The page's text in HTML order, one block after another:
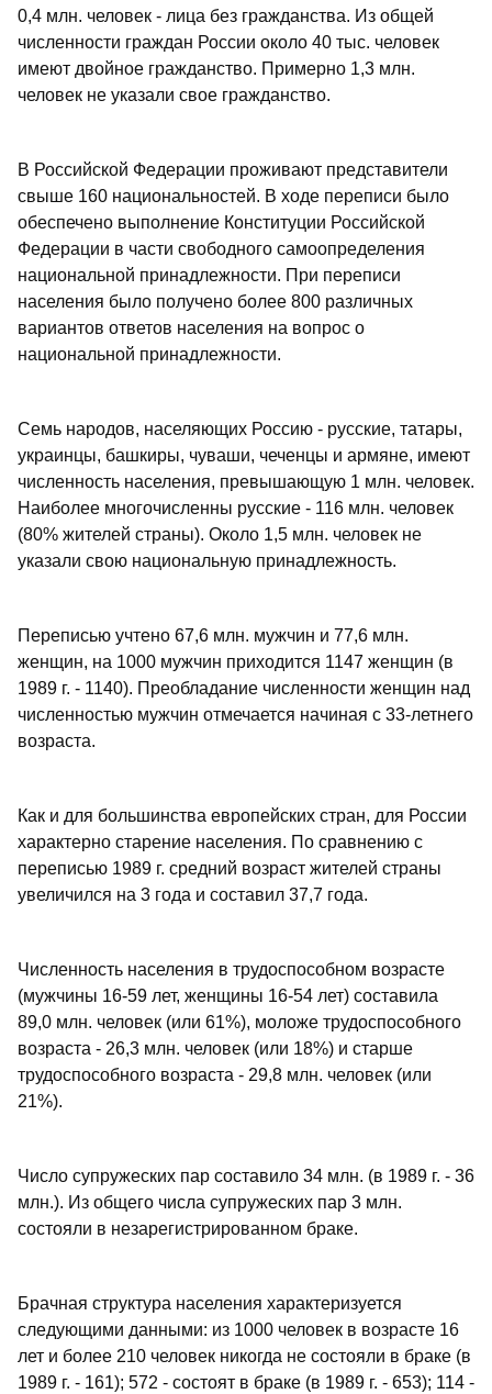
0,4 млн. человек - лица без гражданства. Из общей
численности граждан России около 40 тыс. человек
имеют двойное гражданство. Примерно 1,3 млн.
человек не указали свое гражданство.
В Российской Федерации проживают представители
свыше 160 национальностей. В ходе переписи было
обеспечено выполнение Конституции Российской
Федерации в части свободного самоопределения
национальной принадлежности. При переписи
населения было получено более 800 различных
вариантов ответов населения на вопрос о
национальной принадлежности.
Семь народов, населяющих Россию - русские, татары,
украинцы, башкиры, чуваши, чеченцы и армяне, имеют
численность населения, превышающую 1 млн. человек.
Наиболее многочисленны русские - 116 млн. человек
(80% жителей страны). Около 1,5 млн. человек не
указали свою национальную принадлежность.
Переписью учтено 67,6 млн. мужчин и 77,6 млн.
женщин, на 1000 мужчин приходится 1147 женщин (в
1989 г. - 1140). Преобладание численности женщин над
численностью мужчин отмечается начиная с 33-летнего
возраста.
Как и для большинства европейских стран, для России
характерно старение населения. По сравнению с
переписью 1989 г. средний возраст жителей страны
увеличился на 3 года и составил 37,7 года.
Численность населения в трудоспособном возрасте
(мужчины 16-59 лет, женщины 16-54 лет) составила
89,0 млн. человек (или 61%), моложе трудоспособного
возраста - 26,3 млн. человек (или 18%) и старше
трудоспособного возраста - 29,8 млн. человек (или
21%).
Число супружеских пар составило 34 млн. (в 1989 г. - 36
млн.). Из общего числа супружеских пар 3 млн.
состояли в незарегистрированном браке.
Брачная структура населения характеризуется
следующими данными: из 1000 человек в возрасте 16
лет и более 210 человек никогда не состояли в браке (в
1989 г. - 161); 572 - состоят в браке (в 1989 г. - 653); 114 -